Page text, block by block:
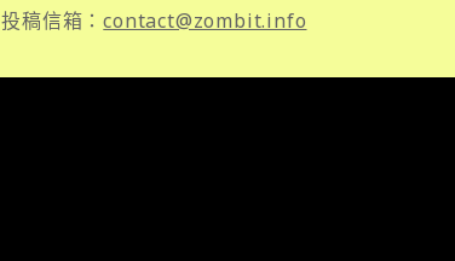
投稿信箱：contact@zombit.info